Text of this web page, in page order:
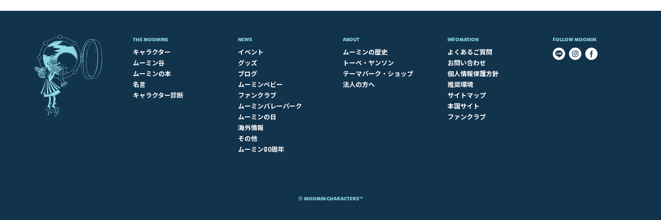
THE MOOMINS
キャラクター
ムーミン谷
ムーミンの本
名言
キャラクター診断
NEWS
イベント
グッズ
ブログ
ムーミンベビー
ファンクラブ
ムーミンバレーパーク
ムーミンの日
海外情報
その他
ムーミン80周年
ABOUT​
ムーミンの歴史
トーベ・ヤンソン
テーマパーク・ショップ
法人の方へ
INFOMATION
よくあるご質問
お問い合わせ
個人情報保護方針
推奨環境
サイトマップ
本国サイト
ファンクラブ
FOLLOW MOOMIN
© MOOMIN CHARACTERS™​